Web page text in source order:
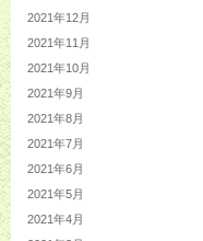
2021年12月
2021年11月
2021年10月
2021年9月
2021年8月
2021年7月
2021年6月
2021年5月
2021年4月